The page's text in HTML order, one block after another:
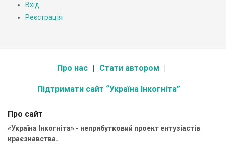
Вхід
Реєстрація
Про нас Стати автором
Підтримати сайт “Україна Інкогніта”
Про сайт
«Україна Інкогніта» - неприбутковий проект ентузіастів
краєзнавства.